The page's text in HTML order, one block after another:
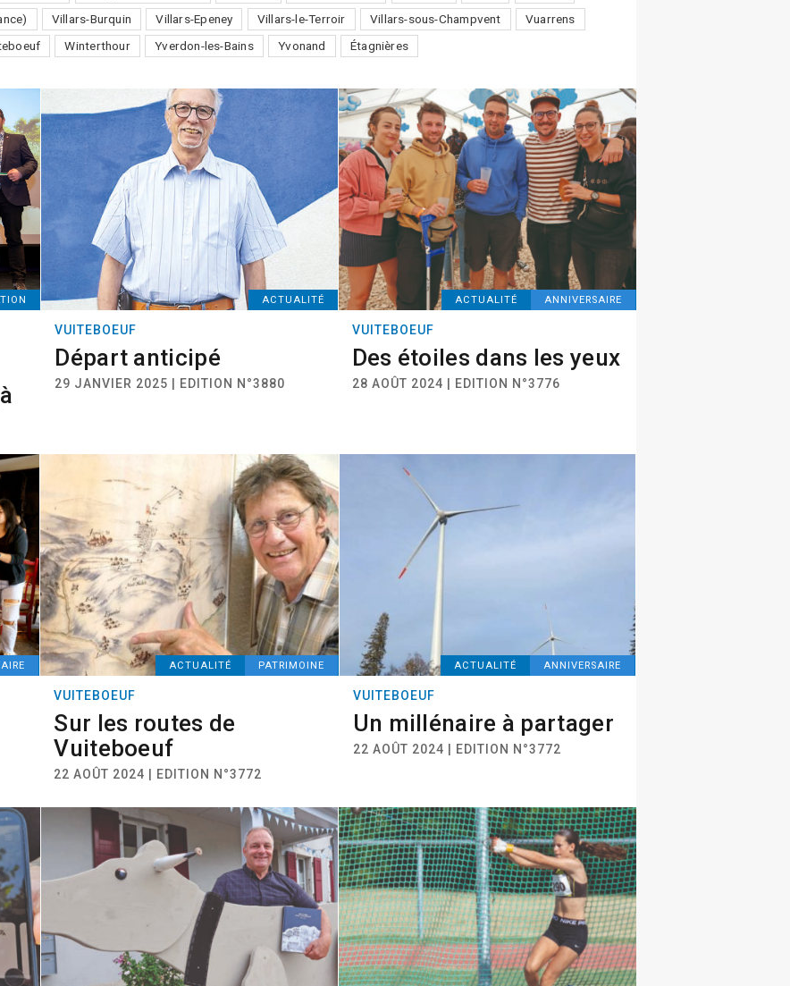
Villars-Burquin Villars-Epeney Villars-le-Terroir Villars-sous-Champvent
Vuarrens
Winterthour Yverdon-les-Bains Yvonand Étagnières
ACTUALITÉ
VUITEBOEUF
Départ anticipé
29 JANVIER 2025 | EDITION N°3880
ACTUALITÉ ANNIVERSAIRE
VUITEBOEUF
Des étoiles dans les yeux
28 AOÛT 2024 | EDITION N°3776
ACTUALITÉ PATRIMOINE
VUITEBOEUF
Sur les routes de
Vuiteboeuf
22 AOÛT 2024 | EDITION N°3772
ACTUALITÉ ANNIVERSAIRE
VUITEBOEUF
Un millénaire à partager
22 AOÛT 2024 | EDITION N°3772